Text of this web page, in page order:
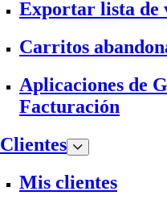
Exportar lista de
Carritos
Aplicaciones de
Facturación
Clientes
Mis clientes